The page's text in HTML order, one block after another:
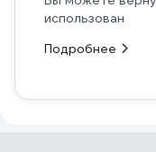
использован
Подробнее